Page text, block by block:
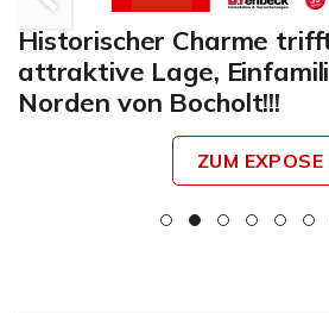
Historischer Charme
attraktive Lage,
Norden von Bocholt!!!
ZUM EXPOSE